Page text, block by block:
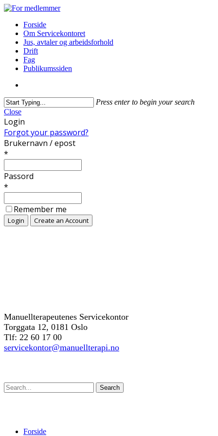
Forside
Om Servicekontoret
Jus, avtaler og arbeidsforhold
Drift
Fag
Publikumssiden
Press enter to begin your search
Close
Login
Forgot your password?
Brukernavn / epost
*
Passord
*
Remember me
Manuellterapeutenes Servicekontor
Torggata 12, 0181 Oslo
Tlf: 22 60 17 00
servicekontor@manuellterapi.no
Search
Forside